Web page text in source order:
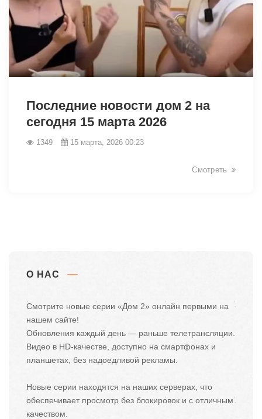
Последние новости дом 2 на
сегодня 15 марта 2026
1349 15 марта, 2026 00:23
Смотреть
О НАС
Смотрите новые серии «Дом 2» онлайн первыми на
нашем сайте!
Обновления каждый день — раньше телетрансляции.
Видео в HD-качестве, доступно на смартфонах и
планшетах, без надоедливой рекламы.
Новые серии находятся на наших серверах, что
обеспечивает просмотр без блокировок и с отличным
качеством.